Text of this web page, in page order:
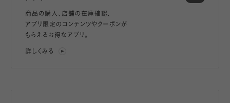
商品の購入、店舗の在庫確認、
アプリ限定のコンテンツやクーポンが
もらえるお得なアプリ。
詳しくみる